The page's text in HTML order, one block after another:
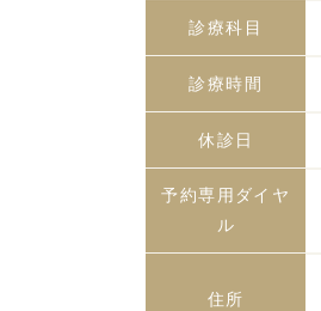
診療科目
診療時間
休診日
予約専用ダイヤ
ル
住所